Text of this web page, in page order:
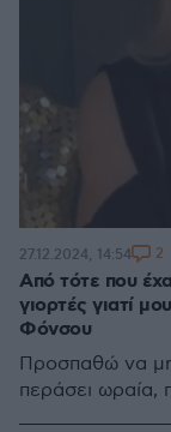
Από τότε που
γιορτές γιατί
Φόνσου
Προσπαθώ να
περάσει ωραία,
27.12.2024, 14:54 2